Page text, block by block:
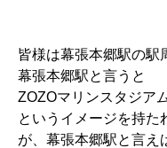
皆様は幕張本郷駅の駅
幕張本郷駅と言うと
ZOZOマリンスタジア
というイメージを持た
が、幕張本郷駅と言え